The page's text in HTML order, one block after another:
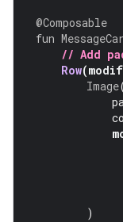
@Composable
fun
// Add
Row(
Image
)